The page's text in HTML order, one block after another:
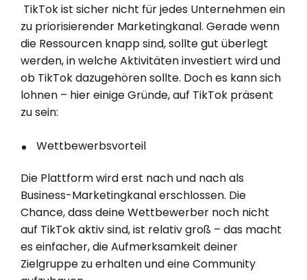
TikTok ist sicher nicht für jedes Unternehmen ein
zu priorisierender Marketingkanal. Gerade wenn
die Ressourcen knapp sind, sollte gut überlegt
werden, in welche Aktivitäten investiert wird und
ob TikTok dazugehören sollte. Doch es kann sich
lohnen – hier einige Gründe, auf TikTok präsent
zu sein:
Wettbewerbsvorteil
Die Plattform wird erst nach und nach als
Business-Marketingkanal erschlossen. Die
Chance, dass deine Wettbewerber noch nicht
auf TikTok aktiv sind, ist relativ groß – das macht
es einfacher, die Aufmerksamkeit deiner
Zielgruppe zu erhalten und eine Community